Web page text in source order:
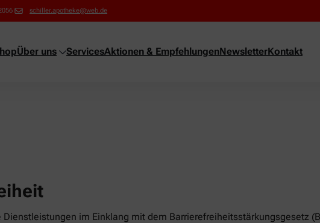
schiller.apotheke@web.de
Über uns ServicesAktionen & EmpfehlungenNewsletterKontakt
im Einklang mit dem Barrierefreiheitsstärkungsgesetz